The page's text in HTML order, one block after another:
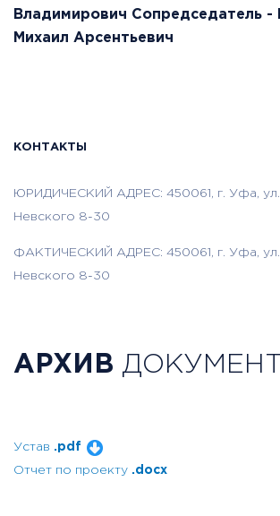
Владимирович Сопредседатель -
Михаил Арсентьевич
КОНТАКТЫ
ЮРИДИЧЕСКИЙ АДРЕС: 450061, г. Уфа, ул.
Невского 8-30
ФАКТИЧЕСКИЙ АДРЕС: 450061, г. Уфа, ул.
Невского 8-30
АРХИВ
Устав .pdf
Отчет по проекту .docx